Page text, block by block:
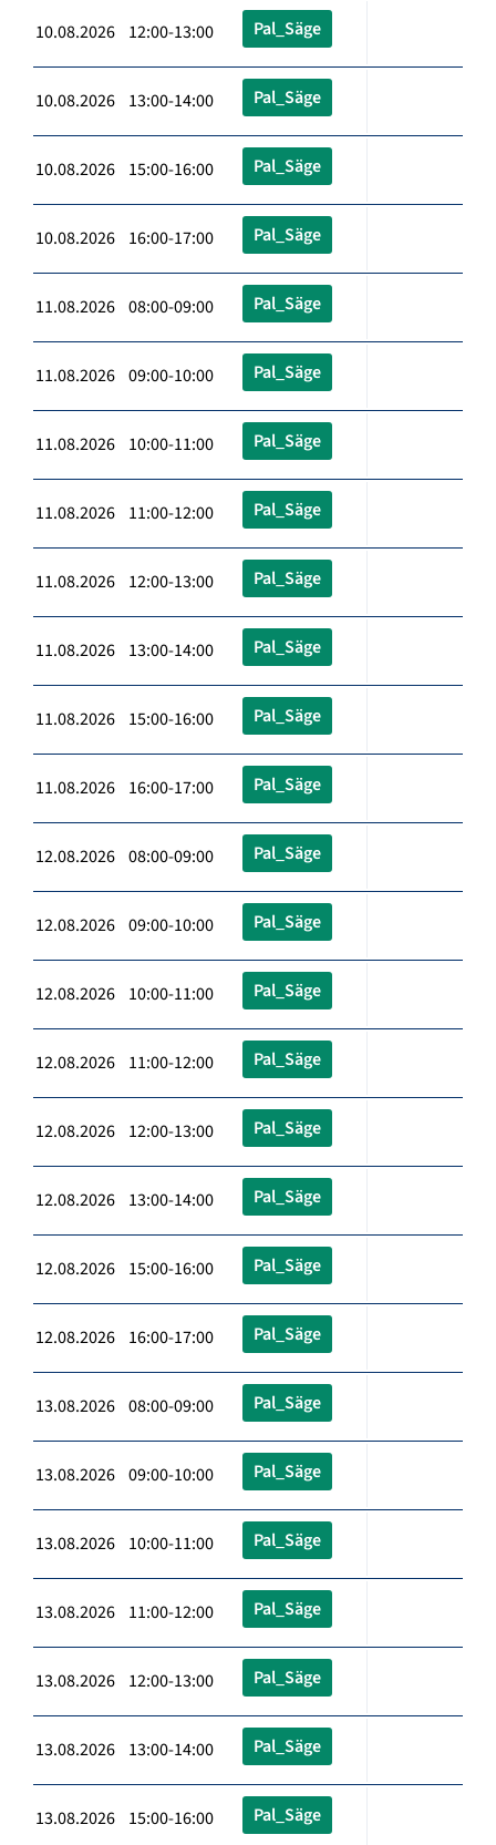
10.08.2026 12:00-13:00 Pal_Säge
10.08.2026 13:00-14:00 Pal_Säge
10.08.2026 15:00-16:00 Pal_Säge
10.08.2026 16:00-17:00 Pal_Säge
11.08.2026 08:00-09:00 Pal_Säge
11.08.2026 09:00-10:00 Pal_Säge
11.08.2026 10:00-11:00 Pal_Säge
11.08.2026 11:00-12:00 Pal_Säge
11.08.2026 12:00-13:00 Pal_Säge
11.08.2026 13:00-14:00 Pal_Säge
11.08.2026 15:00-16:00 Pal_Säge
11.08.2026 16:00-17:00 Pal_Säge
12.08.2026 08:00-09:00 Pal_Säge
12.08.2026 09:00-10:00 Pal_Säge
12.08.2026 10:00-11:00 Pal_Säge
12.08.2026 11:00-12:00 Pal_Säge
12.08.2026 12:00-13:00 Pal_Säge
12.08.2026 13:00-14:00 Pal_Säge
12.08.2026 15:00-16:00 Pal_Säge
12.08.2026 16:00-17:00 Pal_Säge
13.08.2026 08:00-09:00 Pal_Säge
13.08.2026 09:00-10:00 Pal_Säge
13.08.2026 10:00-11:00 Pal_Säge
13.08.2026 11:00-12:00 Pal_Säge
13.08.2026 12:00-13:00 Pal_Säge
13.08.2026 13:00-14:00 Pal_Säge
13.08.2026 15:00-16:00 Pal_Säge